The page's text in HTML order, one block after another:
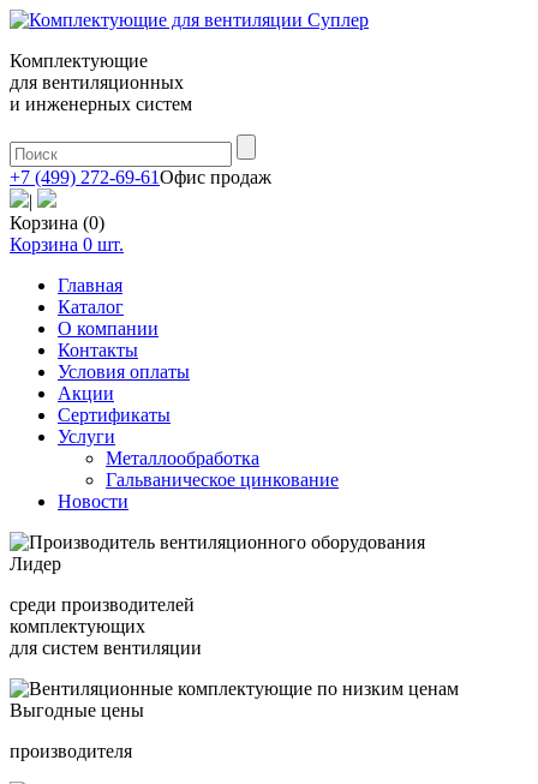
Комплектующие
для вентиляционных
и инженерных систем
+7 (499) 272-69-61Офис продаж
|
Корзина (0)
Корзина 0 шт.
Главная
Каталог
О компании
Контакты
Условия оплаты
Акции
Сертификаты
Услуги
Металлообработка
Гальваническое цинкование
Новости
Лидер
среди производителей
комплектующих
для систем вентиляции
Выгодные цены
производителя